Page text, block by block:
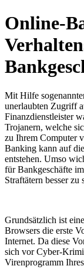
Online-
Mit Hilfe
unerlaubten Zugriff
Finanzdienstleister
Trojanern, welche
zu Ihrem Computer
Banking kann auf
entstehen. Umso
für Bankgeschäfte
Straftätern besser zu
Grundsätzlich ist
Browsers die erste
Internet. Da diese
sich vor Cyber-
Virenprogramm